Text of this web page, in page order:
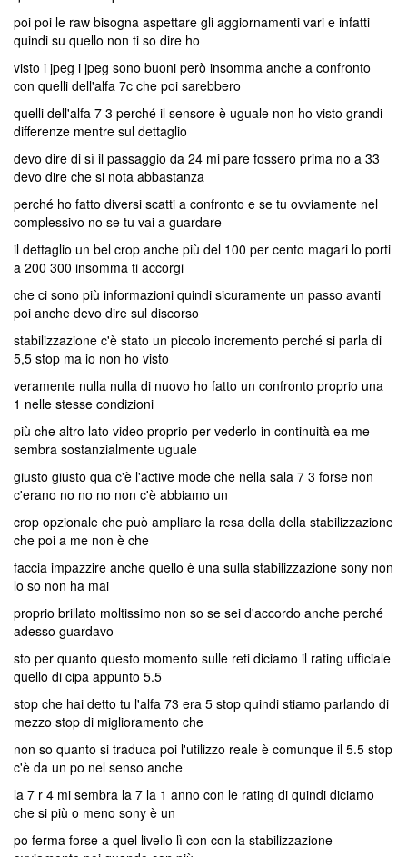
poi poi le raw bisogna aspettare gli aggiornamenti vari e infatti
quindi su quello non ti so dire ho
visto i jpeg i jpeg sono buoni però insomma anche a confronto
con quelli dell'alfa 7c che poi sarebbero
quelli dell'alfa 7 3 perché il sensore è uguale non ho visto grandi
differenze mentre sul dettaglio
devo dire di sì il passaggio da 24 mi pare fossero prima no a 33
devo dire che si nota abbastanza
perché ho fatto diversi scatti a confronto e se tu ovviamente nel
complessivo no se tu vai a guardare
il dettaglio un bel crop anche più del 100 per cento magari lo porti
a 200 300 insomma ti accorgi
che ci sono più informazioni quindi sicuramente un passo avanti
poi anche devo dire sul discorso
stabilizzazione c'è stato un piccolo incremento perché si parla di
5,5 stop ma io non ho visto
veramente nulla nulla di nuovo ho fatto un confronto proprio una
1 nelle stesse condizioni
più che altro lato video proprio per vederlo in continuità ea me
sembra sostanzialmente uguale
giusto giusto qua c'è l'active mode che nella sala 7 3 forse non
c'erano no no no non c'è abbiamo un
crop opzionale che può ampliare la resa della della stabilizzazione
che poi a me non è che
faccia impazzire anche quello è una sulla stabilizzazione sony non
lo so non ha mai
proprio brillato moltissimo non so se sei d'accordo anche perché
adesso guardavo
sto per quanto questo momento sulle reti diciamo il rating ufficiale
quello di cipa appunto 5.5
stop che hai detto tu l'alfa 73 era 5 stop quindi stiamo parlando di
mezzo stop di miglioramento che
non so quanto si traduca poi l'utilizzo reale è comunque il 5.5 stop
c'è da un po nel senso anche
la 7 r 4 mi sembra la 7 la 1 anno con le rating di quindi diciamo
che si più o meno sony è un
po ferma forse a quel livello lì con con la stabilizzazione